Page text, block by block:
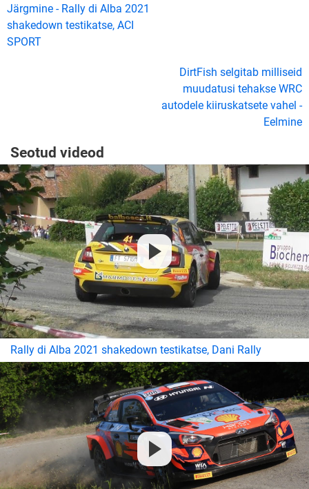
Järgmine - Rally di Alba 2021
shakedown testikatse, ACI
SPORT
DirtFish selgitab milliseid
muudatusi tehakse WRC
autodele kiiruskatsete vahel -
Eelmine
Seotud videod
Rally di Alba 2021 shakedown testikatse, Dani Rally